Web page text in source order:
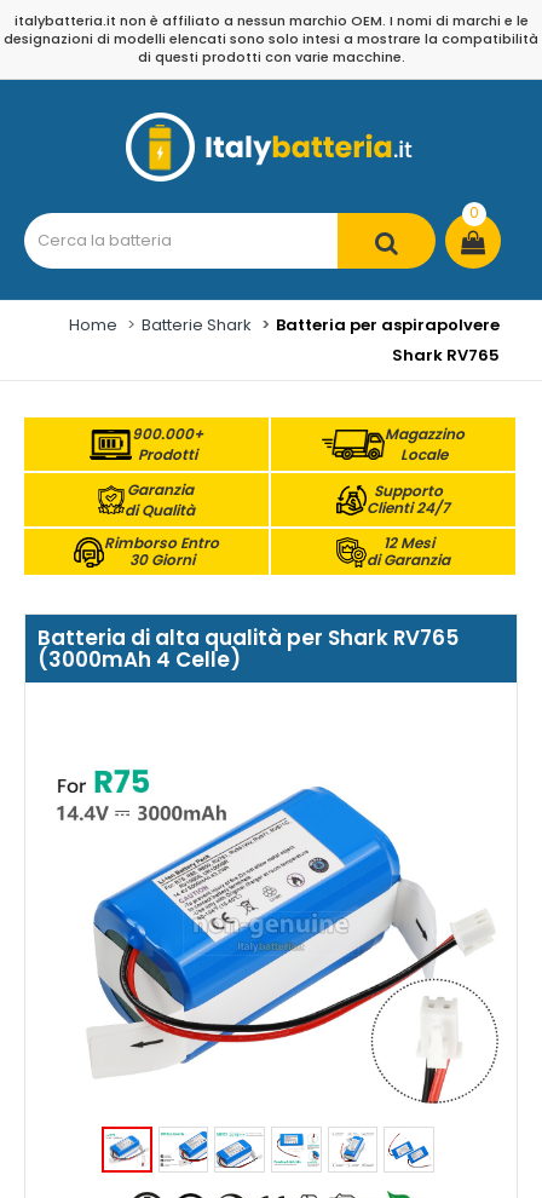
italybatteria.it non è affiliato a nessun marchio OEM. I nomi di marchi e le
designazioni di modelli elencati sono solo intesi a mostrare la compatibilità
di questi prodotti con varie macchine.
0
Home Batterie Shark
Batteria per aspirapolvere
Shark RV765
900.000+
Prodotti
Magazzino
Locale
Garanzia
di Qualità
Supporto
Clienti 24/7
Rimborso Entro
30 Giorni
12 Mesi
di Garanzia
Batteria di alta qualità per Shark RV765
(3000mAh 4 Celle)